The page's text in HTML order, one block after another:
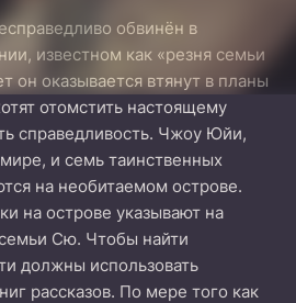
обвинён в
известном как «резня семьи
он оказывается втянут в планы
отомстить настоящему
справедливость. Чжоу Юйи,
и семь таинственных
на необитаемом острове.
на острове указывают на
Сю. Чтобы найти
должны использовать
рассказов. По мере того как